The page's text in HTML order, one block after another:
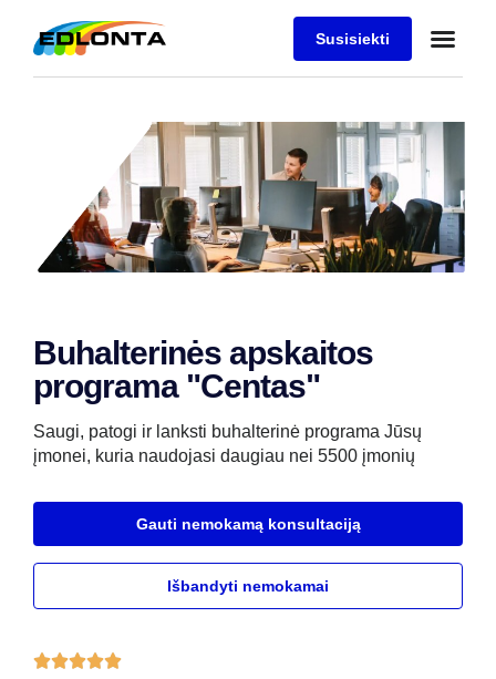
Susisiekti
Išbandyti nemokamai
Gauti nemokamą konsultaciją
Saugi, patogi ir lanksti buhalterinė programa Jūsų
įmonei, kuria naudojasi daugiau nei 5500 įmonių
Buhalterinės apskaitos
programa "Centas"
